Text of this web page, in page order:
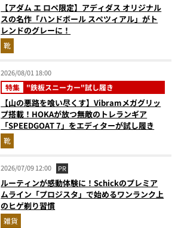
【アダム エ ロペ限定】アディダス オリジナル
スの名作「ハンドボール スペツィアル」がト
レンドのグレーに！
靴
2026/08/01 18:00
特集 "鉄板スニーカー"試し履き
【山の悪路を喰い尽くす】Vibramメガグリッ
プ搭載！HOKAが放つ無敵のトレランギア
「SPEEDGOAT 7」をエディターが試し履き
靴
2026/07/09 12:00 PR
ルーティンが感動体験に！Schickのプレミア
ムライン「プロジスタ」で始めるワンランク上
のヒゲ剃り習慣
雑貨